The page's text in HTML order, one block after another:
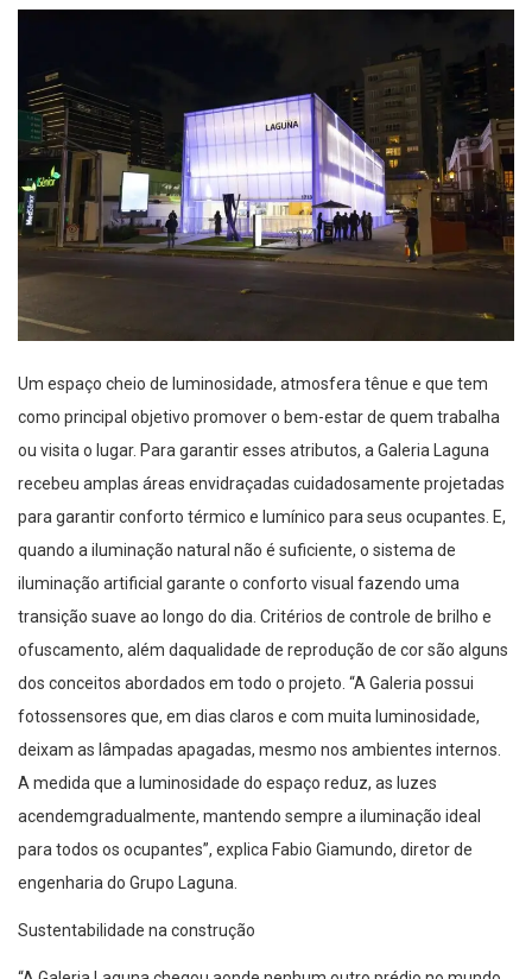
Um espaço cheio de luminosidade, atmosfera tênue e que tem
como principal objetivo promover o bem-estar de quem trabalha
ou visita o lugar. Para garantir esses atributos, a Galeria Laguna
recebeu amplas áreas envidraçadas cuidadosamente projetadas
para garantir conforto térmico e lumínico para seus ocupantes. E,
quando a iluminação natural não é suficiente, o sistema de
iluminação artificial garante o conforto visual fazendo uma
transição suave ao longo do dia. Critérios de controle de brilho e
ofuscamento, além daqualidade de reprodução de cor são alguns
dos conceitos abordados em todo o projeto. “A Galeria possui
fotossensores que, em dias claros e com muita luminosidade,
deixam as lâmpadas apagadas, mesmo nos ambientes internos.
A medida que a luminosidade do espaço reduz, as luzes
acendemgradualmente, mantendo sempre a iluminação ideal
para todos os ocupantes”, explica Fabio Giamundo, diretor de
engenharia do Grupo Laguna.
Sustentabilidade na construção